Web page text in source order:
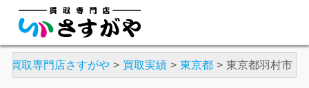
買取専門店さすがや 買取実績 東京都 東京都羽村市